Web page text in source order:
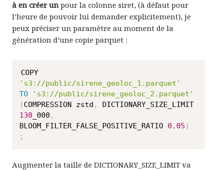
à en créer un pour la colonne siret, (à défaut pour
l’heure de pouvoir lui demander explicitement), je
peux préciser un paramètre au moment de la
génération d’une copie parquet :
's3://public/sirene_geoloc_1.parquet'
TO
's3://public/sirene_geoloc_2.parquet'
( COMPRESSION zstd ,
130 _000 ,
BLOOM_FILTER_FALSE_POSITIVE_RATIO 0.05 )
;
Augmenter la taille de DICTIONARY_SIZE_LIMIT va